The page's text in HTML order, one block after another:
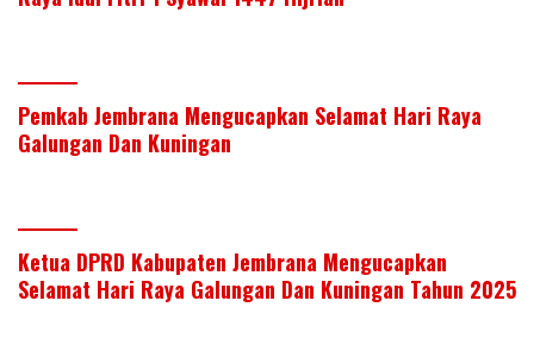
Pemkab Jembrana Mengucapkan Selamat Hari Raya
Galungan Dan Kuningan
Ketua DPRD Kabupaten Jembrana Mengucapkan
Selamat Hari Raya Galungan Dan Kuningan Tahun 2025